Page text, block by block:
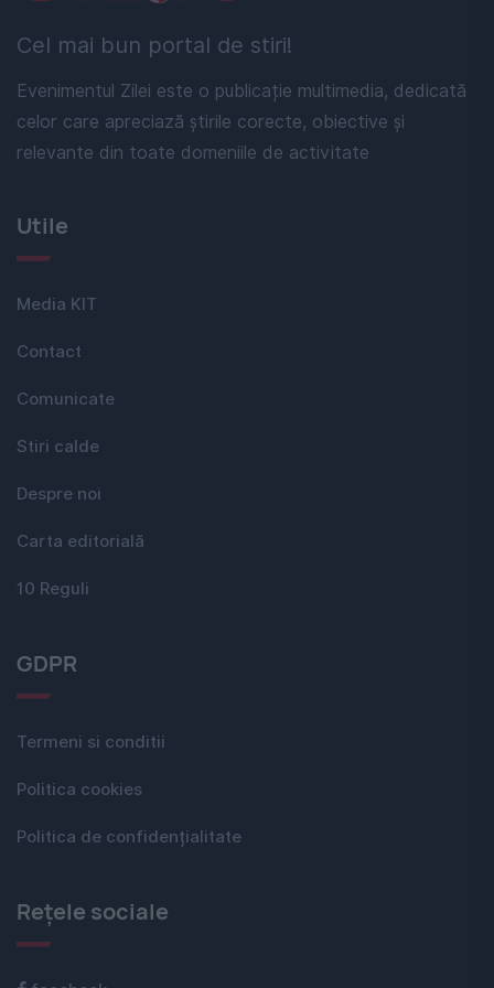
Cel mai bun portal de stiri!
Evenimentul Zilei este o publicație multimedia, dedicată
celor care apreciază știrile corecte, obiective și
relevante din toate domeniile de activitate
Utile
Media KIT
Contact
Comunicate
Stiri calde
Despre noi
Carta editorială
10 Reguli
GDPR
Termeni si conditii
Politica cookies
Politica de confidențialitate
Rețele sociale